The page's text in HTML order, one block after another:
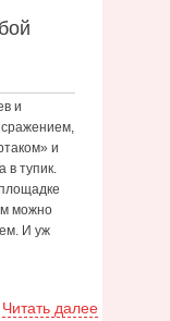
и
и
в тупик.
можно
И уж
Читать далее